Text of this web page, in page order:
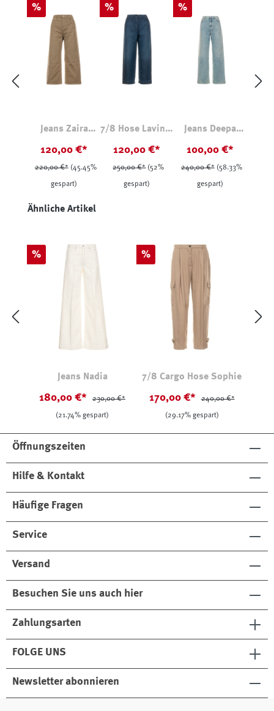
Rabatt
%
Jeans Zaira
120,00 €*
220,00 €* (45.45%
gespart)
Rabatt
%
7/8 Hose Lavinia
120,00 €*
250,00 €* (52%
gespart)
Rabatt
%
Jeans Deepa
100,00 €*
240,00 €* (58.33%
gespart)
Produktgalerie überspringen
Ähnliche Artikel
Rabatt
%
Jeans Nadia
180,00 €* 230,00 €*
(21.74% gespart)
Rabatt
%
7/8 Cargo Hose Sophie
170,00 €* 240,00 €*
(29.17% gespart)
Öffnungszeiten
Hilfe & Kontakt
Häufige Fragen
Service
Versand
Besuchen Sie uns auch hier
Zahlungsarten
FOLGE UNS
Newsletter abonnieren